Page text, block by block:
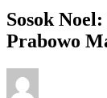
Sosok
Prabowo